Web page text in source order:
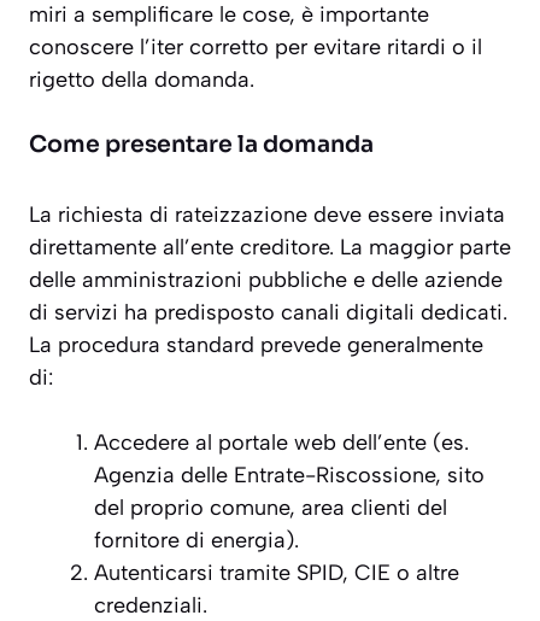
miri a semplificare le cose, è importante
conoscere l’iter corretto per evitare ritardi o il
rigetto della domanda.
Come presentare la domanda
La richiesta di rateizzazione deve essere inviata
direttamente all’ente creditore. La maggior parte
delle amministrazioni pubbliche e delle aziende
di servizi ha predisposto canali digitali dedicati.
La procedura standard prevede generalmente
di:
Accedere al portale web dell’ente (es.
Agenzia delle Entrate-Riscossione, sito
del proprio comune, area clienti del
fornitore di energia).
Autenticarsi tramite SPID, CIE o altre
credenziali.